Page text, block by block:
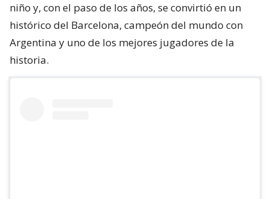
niño y, con el paso de los años, se convirtió en un
histórico del Barcelona, campeón del mundo con
Argentina y uno de los mejores jugadores de la
historia.